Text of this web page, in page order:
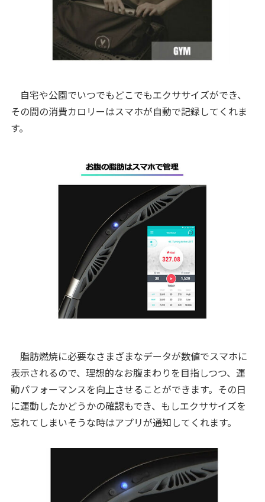
自宅や公園でいつでもどこでもエクササイズができ、
その間の消費カロリーはスマホが自動で記録してくれま
す。
脂肪燃焼に必要なさまざまなデータが数値でスマホに
表示されるので、理想的なお腹まわりを目指しつつ、運
動パフォーマンスを向上させることができます。その日
に運動したかどうかの確認もでき、もしエクササイズを
忘れてしまいそうな時はアプリが通知してくれます。